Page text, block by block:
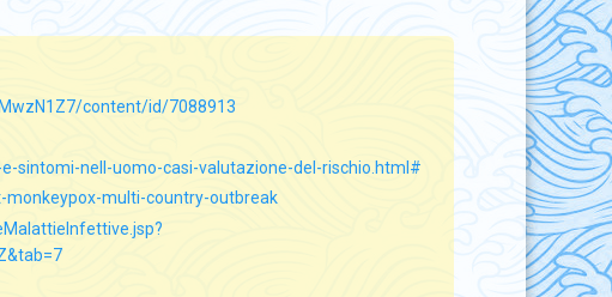
content/id/7088913
sintomi-nell-uomo-casi-valutazione-del-rischio.html#
multi-country-outbreak